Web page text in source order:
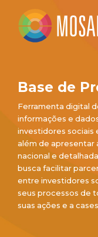
Base de
Ferramenta digital
informações e
investidores sociais
além de apresentar
nacional e
busca facilitar
entre investidores
seus processos de
suas ações e a